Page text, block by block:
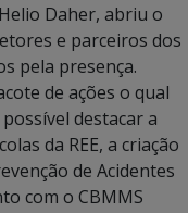
Daher, abriu o
e parceiros dos
pela presença.
de ações o qual
destacar a
da REE, a criação
de Acidentes
com o CBMMS